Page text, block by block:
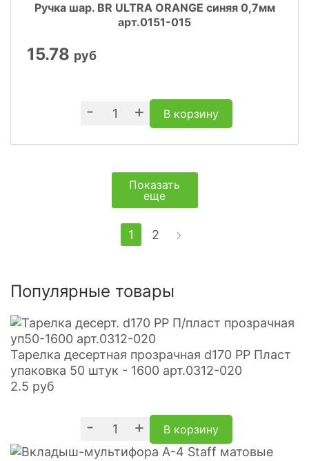
Ручка шар. BR ULTRA ORANGE синяя 0,7мм
арт.0151-015
15.78 руб
- + В корзину
Показать
еще
1 2
Популярные товары
Тарелка десертная прозрачная d170 PP Пласт
упаковка 50 штук - 1600 арт.0312-020
2.5 руб
- + В корзину